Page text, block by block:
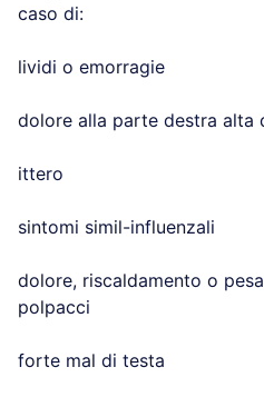
caso di:
lividi o emorragie
dolore alla parte destra alta
ittero
sintomi simil-influenzali
dolore, riscaldamento o
polpacci
forte mal di testa